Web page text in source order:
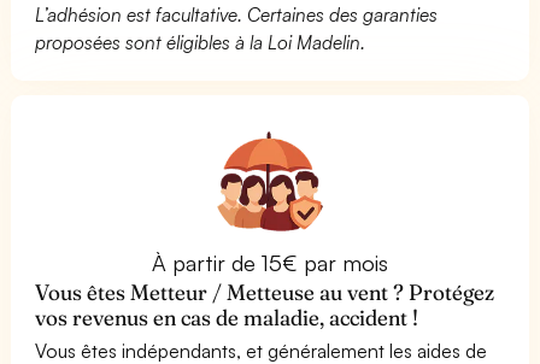
L’adhésion est facultative. Certaines des garanties
proposées sont éligibles à la Loi Madelin.
À partir de 15€ par mois
Vous êtes Metteur / Metteuse au vent ? Protégez
vos revenus en cas de maladie, accident !
Vous êtes indépendants, et généralement les aides de